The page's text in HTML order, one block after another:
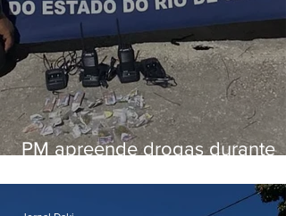
PM apreende drogas durante